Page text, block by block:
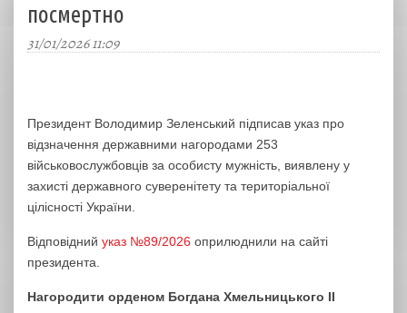
посмертно
31/01/2026 11:09
Президент Володимир Зеленський підписав указ про
відзначення державними нагородами 253
військовослужбовців за особисту мужність, виявлену у
захисті державного суверенітету та територіальної
цілісності України.
Відповідний указ №89/2026 оприлюднили на сайті
президента.
Нагородити орденом Богдана Хмельницького ІІ